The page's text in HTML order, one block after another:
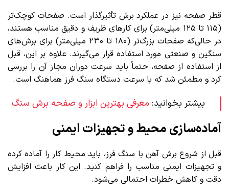
قطر صفحه نیز در عملکرد برش تأثیرگذار است. صفحات کوچک‌تر
(۱۱۵ تا ۱۲۵ میلی‌متر) برای کارهای ظریف و دقیق مناسب هستند،
در حالی‌که صفحات بزرگ‌تر (۱۸۰ تا ۲۳۰ میلی‌متر) برای برش‌های
سنگین و صنعتی مورد استفاده قرار می‌گیرند. علاوه بر این، قبل
از استفاده از صفحه، حتماً باید سرعت دوران مجاز آن را بررسی
کرد و مطمئن شد که با سرعت دستگاه سنگ فرز هماهنگ است.
بیشتر بخوانید: معرفی بهترین ابزار و صفحه برش سنگ
آماده‌سازی محیط و تجهیزات ایمنی
قبل از شروع برش آهن با سنگ فرز، باید محیط کار را آماده کرده
و تجهیزات ایمنی مناسب را فراهم کنید. این کار باعث افزایش
دقت و کاهش خطرات احتمالی می‌شود.